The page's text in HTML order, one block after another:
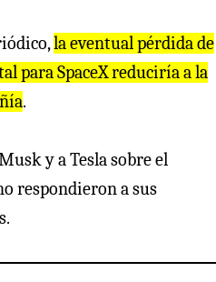
la eventual pérdida de
para SpaceX reduciría a la
.
y a Tesla sobre el
respondieron a sus